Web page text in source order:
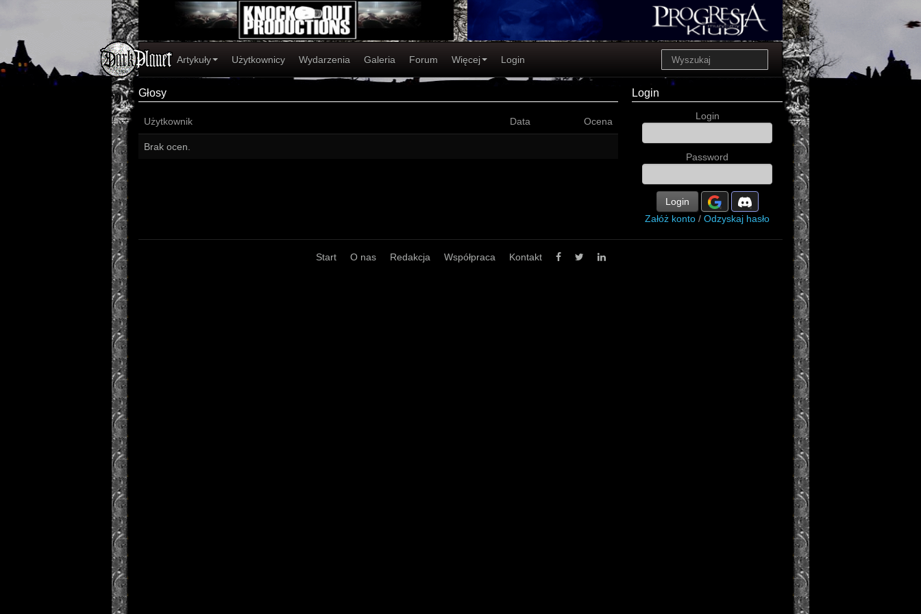
Artykuły Użytkownicy Wydarzenia Galeria Forum Więcej Login
Głosy
Użytkownik Data Ocena
Brak ocen.
Login
Login
Password
Login
Załóż konto / Odzyskaj hasło
Start O nas Redakcja Współpraca Kontakt